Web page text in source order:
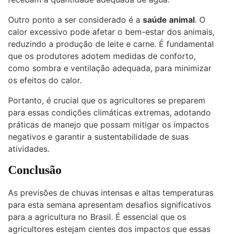
Outro ponto a ser considerado é a saúde animal. O
calor excessivo pode afetar o bem-estar dos animais,
reduzindo a produção de leite e carne. É fundamental
que os produtores adotem medidas de conforto,
como sombra e ventilação adequada, para minimizar
os efeitos do calor.
Portanto, é crucial que os agricultores se preparem
para essas condições climáticas extremas, adotando
práticas de manejo que possam mitigar os impactos
negativos e garantir a sustentabilidade de suas
atividades.
Conclusão
As previsões de chuvas intensas e altas temperaturas
para esta semana apresentam desafios significativos
para a agricultura no Brasil. É essencial que os
agricultores estejam cientes dos impactos que essas